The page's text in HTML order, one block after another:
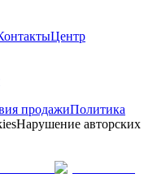
Центр
продажиПолитика
Нарушение авторских